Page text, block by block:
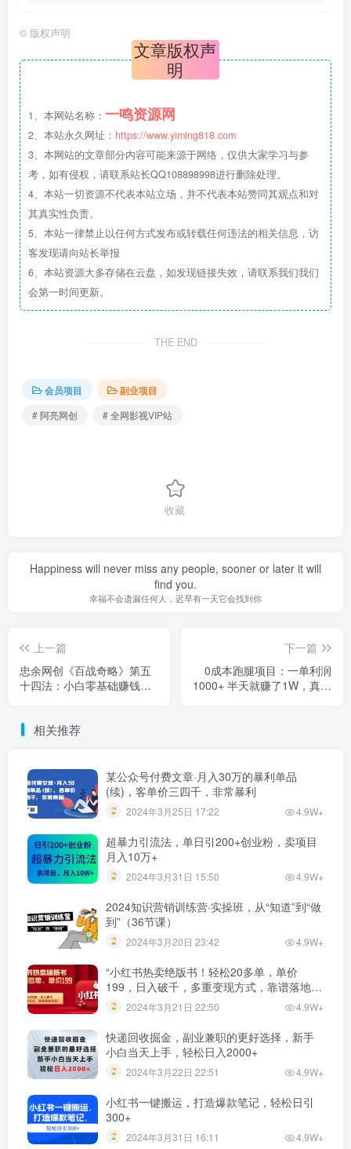
© 版权声明
文章版权声
明
1、本网站名称： 一鸣资源网
2、本站永久网址： https://www.yiming818.com
3、本网站的文章部分内容可能来源于网络，仅供大家学习与参
考，如有侵权，请联系站长QQ108898998进行删除处理。
4、本站一切资源不代表本站立场，并不代表本站赞同其观点和对
其真实性负责。
5、本站一律禁止以任何方式发布或转载任何违法的相关信息，访
客发现请向站长举报
6、本站资源大多存储在云盘，如发现链接失效，请联系我们我们
会第一时间更新。
THE END
会员项目
副业项目
# 阿亮网创
# 全网影视VIP站
收藏
Happiness will never miss any people, sooner or later it will
find you.
幸福不会遗漏任何人，迟早有一天它会找到你
上一篇
忠余网创《百战奇略》第五
十四法：小白零基础赚钱项
下一篇
0成本跑腿项目：一单利润
1000+ 半天就赚了1W，真暴
相关推荐
某公众号付费文章·月入30万的暴利单品
(续)，客单价三四千，非常暴利
2024年3月25日 17:22 4.9W+
超暴力引流法，单日引200+创业粉，卖项目
月入10万+
2024年3月31日 15:50 4.9W+
2024知识营销训练营·实操班，从“知道”到“做
到”（36节课）
2024年3月20日 23:42 4.9W+
“小红书热卖绝版书！轻松20多单，单价
199，日入破千，多重变现方式，靠谱落地项
目！”2024年3月21日 22:50 4.9W+
快递回收掘金，副业兼职的更好选择，新手
小白当天上手，轻松日入2000+
2024年3月22日 22:51 4.9W+
小红书一键搬运，打造爆款笔记，轻松日引
300+
2024年3月31日 16:11 4.9W+